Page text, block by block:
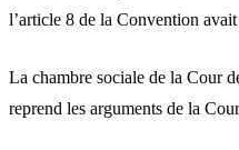
l’article 8 de la Convention
La chambre sociale de la Cour
reprend les arguments de la